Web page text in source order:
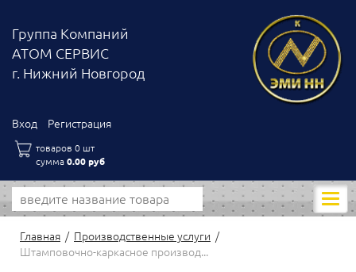
Группа Компаний
АТОМ СЕРВИС
г. Нижний Новгород
Вход Регистрация
товаров 0 шт
сумма 0.00 руб
Главная
Производственные услуги
Штамповочно-каркасное производ...